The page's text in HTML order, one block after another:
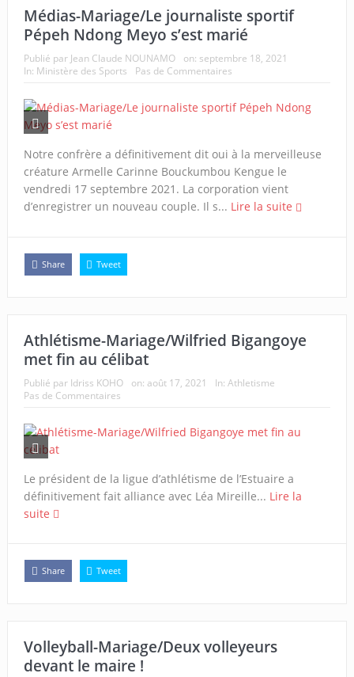
Médias-Mariage/Le journaliste sportif
Pépeh Ndong Meyo s’est marié
Publié par Jean Claude NOUNAMO on: septembre 18, 2021
In: Ministère des Sports Pas de Commentaires
Notre confrère a définitivement dit oui à la merveilleuse
créature Armelle Carinne Bouckumbou Kengue le
vendredi 17 septembre 2021. La corporation vient
d’enregistrer un nouveau couple. Il s... Lire la suite
Share Tweet
Athlétisme-Mariage/Wilfried Bigangoye
met fin au célibat
Publié par Idriss KOHO on: août 17, 2021 In: Athletisme
Pas de Commentaires
Le président de la ligue d’athlétisme de l’Estuaire a
définitivement fait alliance avec Léa Mireille... Lire la
suite
Share Tweet
Volleyball-Mariage/Deux volleyeurs
devant le maire !